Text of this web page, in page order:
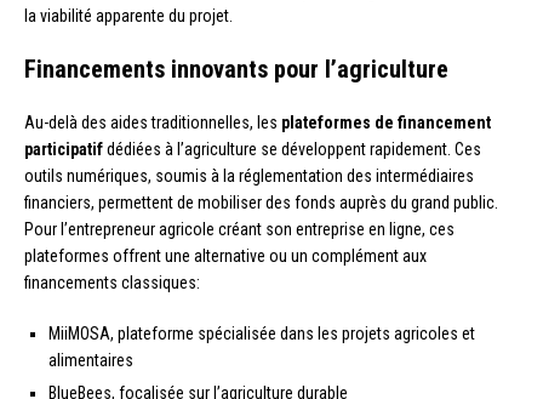
la viabilité apparente du projet.
Financements innovants pour l’agriculture
Au-delà des aides traditionnelles, les plateformes de financement
participatifdédiées à l’agriculture se développent rapidement. Ces
outils numériques, soumis à la réglementation des intermédiaires
financiers, permettent de mobiliser des fonds auprès du grand public.
Pour l’entrepreneur agricole créant son entreprise en ligne, ces
plateformes offrent une alternative ou un complément aux
financements classiques:
MiiMOSA, plateforme spécialisée dans les projets agricoles et
alimentaires
BlueBees, focalisée sur l’agriculture durable